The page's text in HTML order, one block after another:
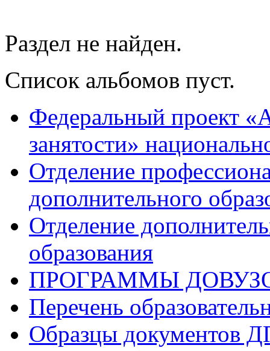
Раздел не найден.
Список альбомов пуст.
Федеральный проект
занятости»
Отделение
дополнительного
Отделение
образования
ПРОГРАММЫ
Перечень
Образцы документов